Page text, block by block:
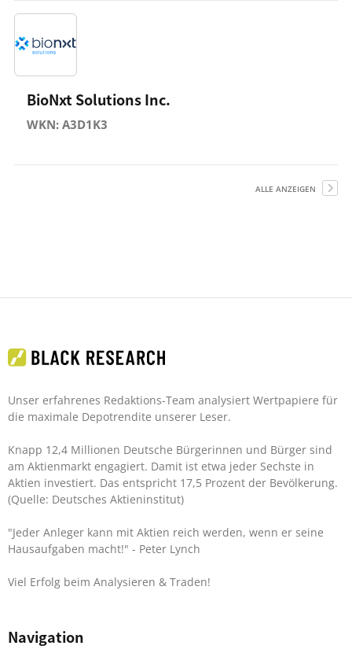
BioNxt Solutions Inc.
WKN: A3D1K3
ALLE ANZEIGEN
Unser erfahrenes Redaktions-Team analysiert Wertpapiere für
die maximale Depotrendite unserer Leser.
Knapp 12,4 Millionen Deutsche Bürgerinnen und Bürger sind
am Aktienmarkt engagiert. Damit ist etwa jeder Sechste in
Aktien investiert. Das entspricht 17,5 Prozent der Bevölkerung.
(Quelle: Deutsches Aktieninstitut)
"Jeder Anleger kann mit Aktien reich werden, wenn er seine
Hausaufgaben macht!" - Peter Lynch
Viel Erfolg beim Analysieren & Traden!
Navigation